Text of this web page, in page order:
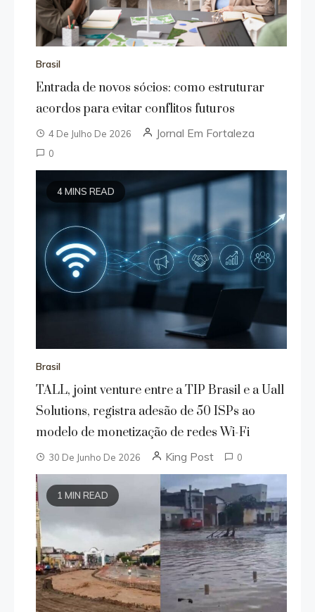
Brasil
Entrada de novos sócios: como estruturar
acordos para evitar conflitos futuros
4 De Julho De 2026 Jornal Em Fortaleza
0
4 MINS READ
Brasil
TALL, joint venture entre a TIP Brasil e a Uall
Solutions, registra adesão de 50 ISPs ao
modelo de monetização de redes Wi-Fi
30 De Junho De 2026 King Post 0
1 MIN READ